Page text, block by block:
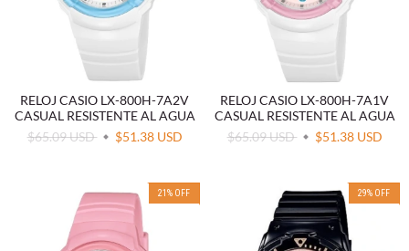
RELOJ CASIO LX-800H-7A2V
CASUAL RESISTENTE AL AGUA
$65.09 USD
$51.38 USD
RELOJ CASIO LX-800H-7A1V
CASUAL RESISTENTE AL AGUA
$65.09 USD
$51.38 USD
21 % OFF 29% OFF